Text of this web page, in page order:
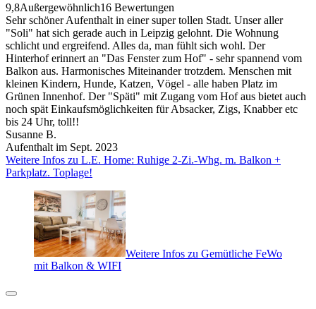
9,8Außergewöhnlich16 Bewertungen
Sehr schöner Aufenthalt in einer super tollen Stadt. Unser aller
"Soli" hat sich gerade auch in Leipzig gelohnt. Die Wohnung
schlicht und ergreifend. Alles da, man fühlt sich wohl. Der
Hinterhof erinnert an "Das Fenster zum Hof" - sehr spannend vom
Balkon aus. Harmonisches Miteinander trotzdem. Menschen mit
kleinen Kindern, Hunde, Katzen, Vögel - alle haben Platz im
Grünen Innenhof. Der "Späti" mit Zugang vom Hof aus bietet auch
noch spät Einkaufsmöglichkeiten für Absacker, Zigs, Knabber etc
bis 24 Uhr, toll!!
Susanne B.
Aufenthalt im Sept. 2023
Weitere Infos zu L.E. Home: Ruhige 2-Zi.-Whg. m. Balkon +
Parkplatz. Toplage!
Weitere Infos zu Gemütliche FeWo
mit Balkon & WIFI